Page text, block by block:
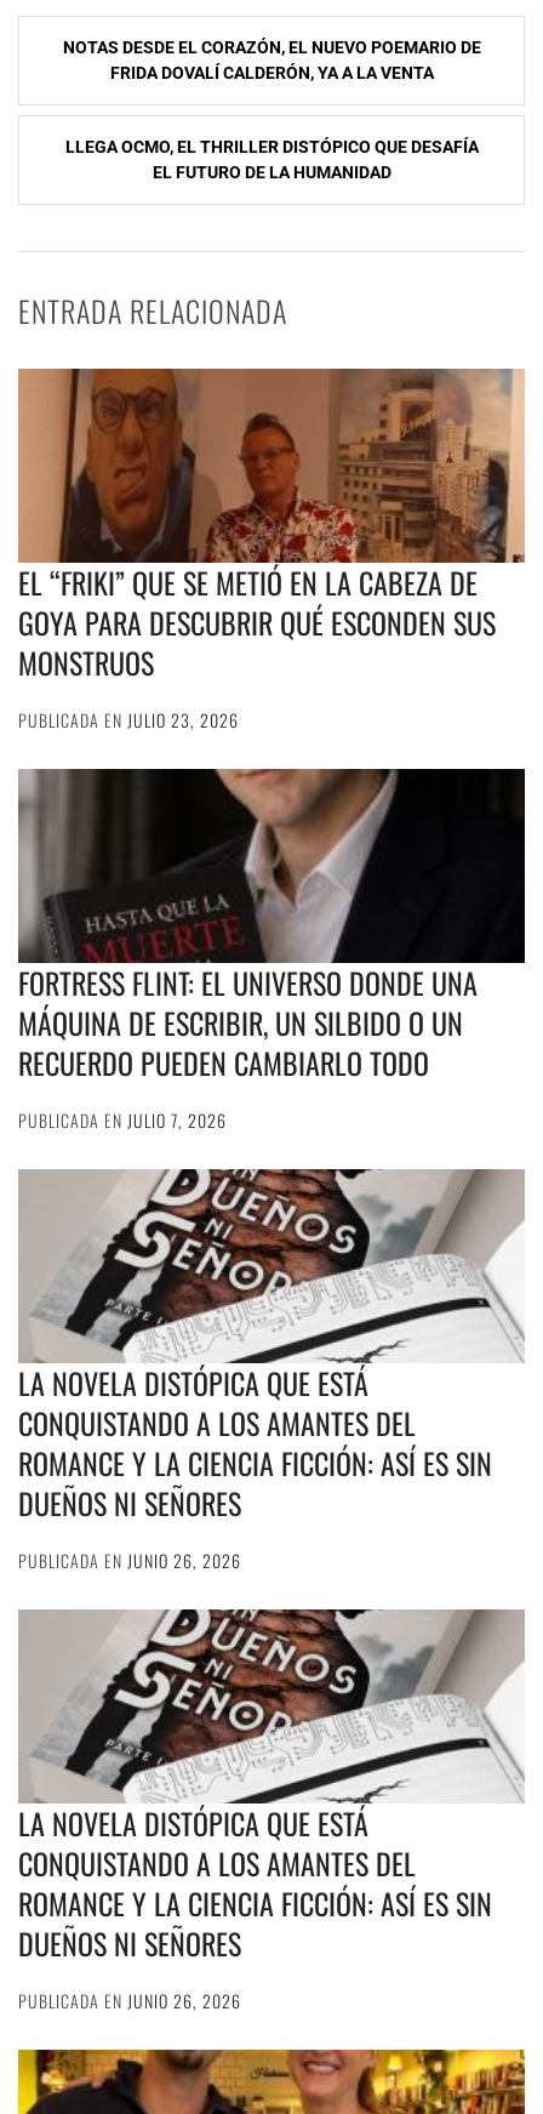
Navegación
entradas
NOTAS DESDE EL CORAZÓN, EL NUEVO POEMARIO DE
FRIDA DOVALÍ CALDERÓN, YA A LA VENTA
LLEGA OCMO, EL THRILLER DISTÓPICO QUE DESAFÍA
EL FUTURO DE LA HUMANIDAD
ENTRADA RELACIONADA
EL “FRIKI” QUE SE METIÓ EN LA CABEZA DE
GOYA PARA DESCUBRIR QUÉ ESCONDEN SUS
MONSTRUOS
PUBLICADA EN JULIO 23, 2026
FORTRESS FLINT: EL UNIVERSO DONDE UNA
MÁQUINA DE ESCRIBIR, UN SILBIDO O UN
RECUERDO PUEDEN CAMBIARLO TODO
PUBLICADA EN JULIO 7, 2026
LA NOVELA DISTÓPICA QUE ESTÁ
CONQUISTANDO A LOS AMANTES DEL
ROMANCE Y LA CIENCIA FICCIÓN: ASÍ ES SIN
DUEÑOS NI SEÑORES
PUBLICADA EN JUNIO 26, 2026
LA NOVELA DISTÓPICA QUE ESTÁ
CONQUISTANDO A LOS AMANTES DEL
ROMANCE Y LA CIENCIA FICCIÓN: ASÍ ES SIN
DUEÑOS NI SEÑORES
PUBLICADA EN JUNIO 26, 2026